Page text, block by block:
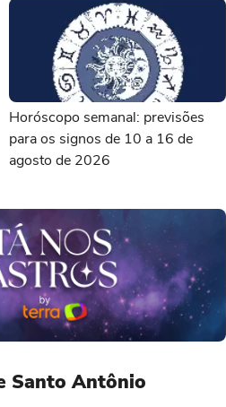
Horóscopo semanal: previsões
para os signos de 10 a 16 de
agosto de 2026
Santo Antônio